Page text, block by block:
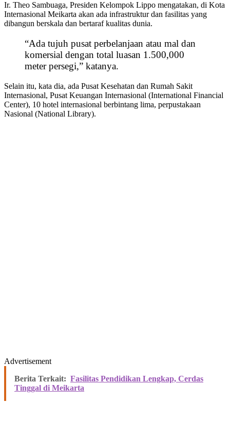
Ir. Theo Sambuaga, Presiden Kelompok Lippo mengatakan, di Kota
Internasional Meikarta akan ada infrastruktur dan fasilitas yang
dibangun berskala dan bertaraf kualitas dunia.
“Ada tujuh pusat perbelanjaan atau mal dan
komersial dengan total luasan 1.500,000
meter persegi,” katanya.
Selain itu, kata dia, ada Pusat Kesehatan dan Rumah Sakit
Internasional, Pusat Keuangan Internasional (International Financial
Center), 10 hotel internasional berbintang lima, perpustakaan
Nasional (National Library).
Advertisement
Berita Terkait: Fasilitas Pendidikan Lengkap, Cerdas
Tinggal di Meikarta